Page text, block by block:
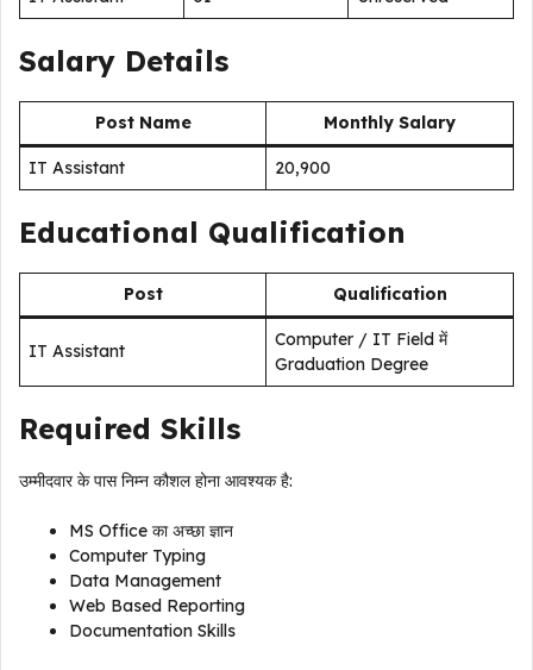
Salary Details
Post Name Monthly Salary
IT Assistant ₹20,900
Educational Qualification
Post Qualification
IT Assistant
Computer / IT Field में
Graduation Degree
Required Skills
उम्मीदवार के पास निम्न कौशल होना आवश्यक है:
MS Office का अच्छा ज्ञान
Computer Typing
Data Management
Web Based Reporting
Documentation Skills